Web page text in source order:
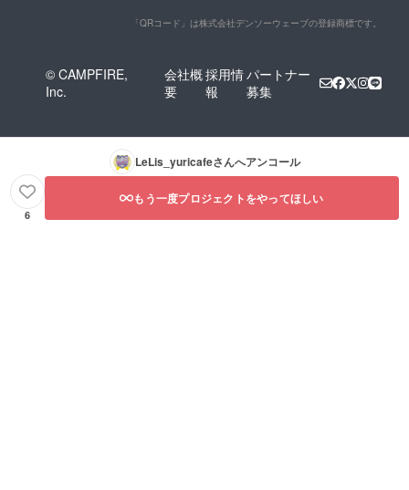
「QRコード」は株式会社デンソーウェーブの登録商標です。
© CAMPFIRE,
Inc.
会社概
要
採用情
報
パートナー
募集
LeLis_yuricafeさんへアンコール
6
もう一度プロジェクトをやってほしい